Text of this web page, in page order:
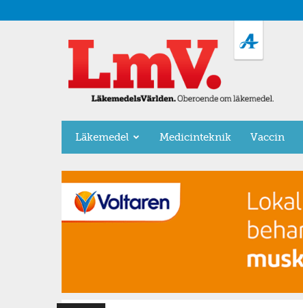
LäkemedelsVärlden
Läkemedel Medicinteknik Vaccin